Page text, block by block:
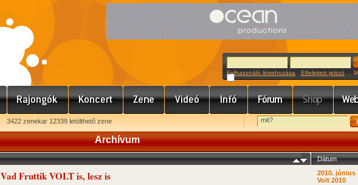
Felhasználó létrehozása Elfelejtett jelszó
3422 zenekar 12339 letölthető zene
Archívum
Dátum
Vad Fruttik VOLT is, lesz is
2010. június
Volt 2010